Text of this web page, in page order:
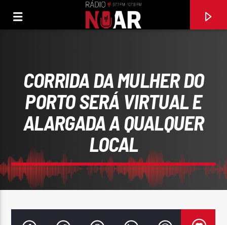
FAIXA ATUAL
O ZINHO
JOÃOZINHO
CORRIDA DA MULHER DO
PORTO SERÁ VIRTUAL E
ALARGADA A QUALQUER
LOCAL